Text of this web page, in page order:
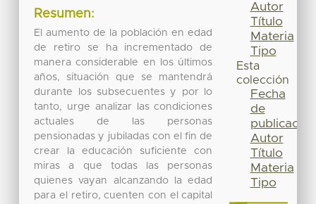
Resumen:
El aumento de la población en edad
de retiro se ha incrementado de
manera considerable en los últimos
años, situación que se mantendrá
durante los subsecuentes y por lo
tanto, urge analizar las condiciones
actuales de las personas
pensionadas y jubiladas con el fin de
crear la educación suficiente con
miras a que todas las personas
quienes vayan alcanzando la edad
para el retiro, cuenten con el capital
Autor
Título
Materia
Tipo
Esta
colección
Fecha
de
publicación
Autor
Título
Materia
Tipo